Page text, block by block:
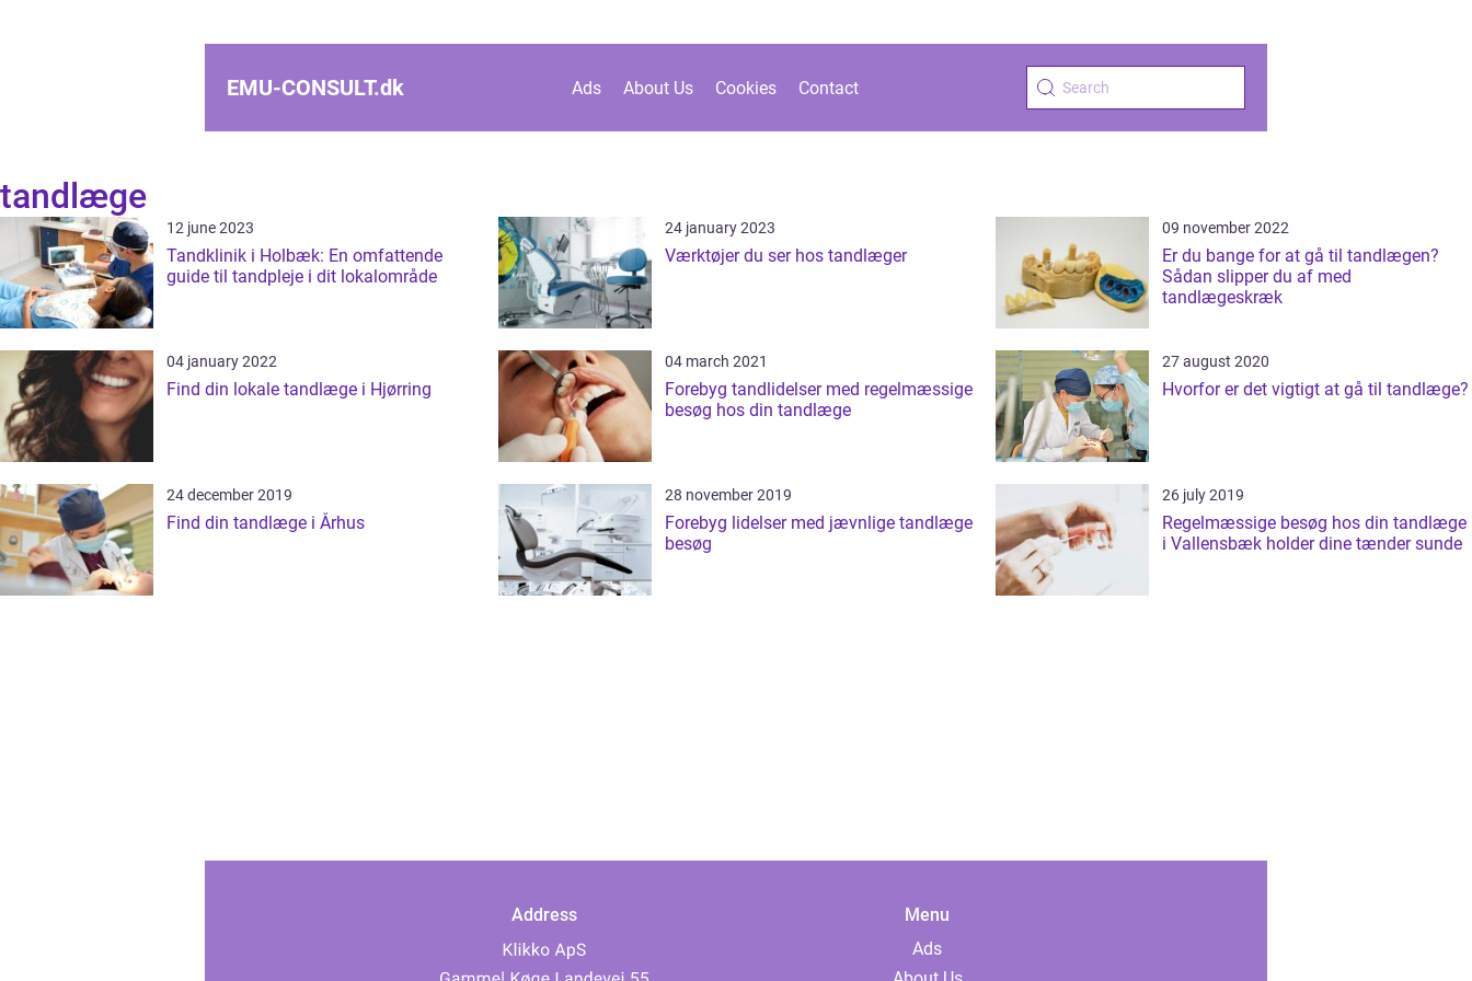
EMU-CONSULT.dk Ads About Us Cookies Contact
tandlæge
12 june 2023
Tandklinik i Holbæk: En omfattende
guide til tandpleje i dit lokalområde
24 january 2023
Værktøjer du ser hos tandlæger
09 november 2022
Er du bange for at gå til tandlægen?
Sådan slipper du af med
tandlægeskræk
04 january 2022
Find din lokale tandlæge i Hjørring
04 march 2021
Forebyg tandlidelser med regelmæssige
besøg hos din tandlæge
27 august 2020
Hvorfor er det vigtigt at gå til tandlæge?
24 december 2019
Find din tandlæge i Århus
28 november 2019
Forebyg lidelser med jævnlige tandlæge
besøg
26 july 2019
Regelmæssige besøg hos din tandlæge
i Vallensbæk holder dine tænder sunde
Address
Menu
Ads